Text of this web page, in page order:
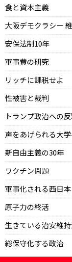
食と資本主義
大阪デモクラシー
安保法制10年
軍事費の研究
リッチに課税せよ
性被害と裁判
トランプ政治への
声をあげられる大
新自由主義の30年
ワクチン問題
軍事化される西日本
原子力の終活
生きている治安維
総保守化する政治